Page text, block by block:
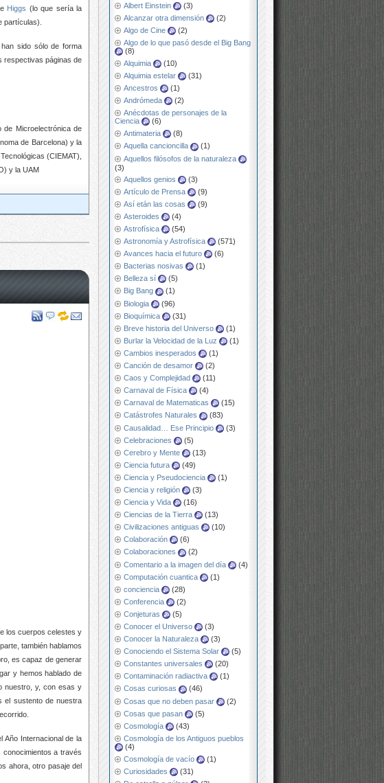
Albert Einstein
(3)
Alcanzar otra dimensión
(2)
Algo de Cine
(2)
Algo de lo que pasó desde el Big Bang
(8)
Alquimia
(10)
Alquimia estelar
(31)
Ancestros
(1)
Andrómeda
(2)
Anécdotas de personajes de la
Ciencia
(6)
Antimateria
(8)
Aquella cancioncilla
(1)
Aquellos filósofos de la naturaleza
(3)
Aquellos genios
(3)
Artículo de Prensa
(9)
Así etán las cosas
(9)
Asteroides
(4)
Astrofísica
(54)
Astronomía y Astrofísica
(571)
Avances hacia el futuro
(6)
Bacterias nosivas
(1)
Belleza sí
(5)
Big Bang
(1)
Biologia
(96)
Bioquímica
(31)
Breve historia del Universo
(1)
Burlar la Velocidad de la Luz
(1)
Cambios inesperados
(1)
Canción de desamor
(2)
Caos y Complejidad
(11)
Carnaval de Física
(4)
Carnaval de Matematicas
(15)
Catástrofes Naturales
(83)
Causalidad… Ese Principio
(3)
Celebraciones
(5)
Cerebro y Mente
(13)
Ciencia futura
(49)
Ciencia y Pseudociencia
(1)
Ciencia y religión
(3)
Ciencia y Vida
(16)
Ciencias de la Tierra
(13)
Civilizaciones antiguas
(10)
Colaboración
(6)
Colaboraciones
(2)
Comentario a la imagen del día
(4)
Computación cuantica
(1)
conciencia
(28)
Conferencia
(2)
Conjeturas
(5)
Conocer el Universo
(3)
Conocer la Naturaleza
(3)
Conociendo el Sistema Solar
(5)
Constantes universales
(20)
Contaminación radiactiva
(1)
Cosas curiosas
(46)
Cosas que no deben pasar
(2)
Cosas que pasan
(5)
Cosmología
(43)
Cosmología de los Antiguos pueblos
(4)
Cosmología de vacío
(1)
Curiosidades
(31)
Higgs (lo que sería la
partículas).
sido sólo de forma
respectivas páginas de
de Microelectrónica de
de Barcelona) y la
(CIEMAT),
y la UAM
los cuerpos celestes y
también hablamos
es capaz de generar
y hemos hablado de
nuestro, y, con esas y
el sustento de nuestra
Año Internacional de la
conocimientos a través
ahora, otro pasaje del